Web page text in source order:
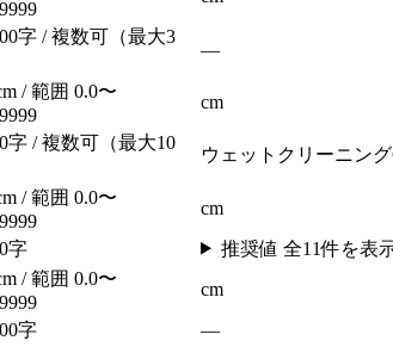
字 / 複数可（最大3
—
/ 範囲 0.0〜
cm
字 / 複数可（最大10
ウェットクリーニン
/ 範囲 0.0〜
cm
字 推奨値 全11件を表
/ 範囲 0.0〜
cm
字
—